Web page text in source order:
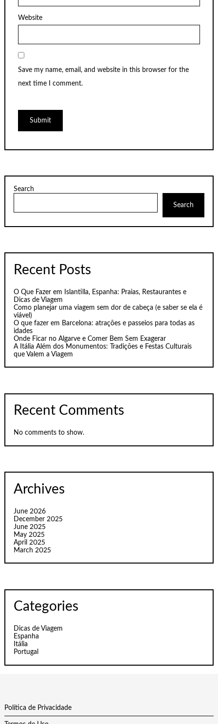
Website
Save my name, email, and website in this browser for the
next time I comment.
Search
Search
Recent Posts
O Que Fazer em Islantilla, Espanha: Praias, Restaurantes e
Dicas de Viagem
Como planejar uma viagem sem dor de cabeça (e saber se ela é
viável)
O que fazer em Barcelona: atrações e passeios para todas as
idades
Onde Ficar no Algarve e Comer Bem Sem Exagerar
A Itália Além dos Monumentos: Tradições e Festas Culturais
que Valem a Viagem
Recent Comments
No comments to show.
Archives
June 2026
December 2025
June 2025
May 2025
April 2025
March 2025
Categories
Dicas de Viagem
Espanha
Itália
Portugal
Política de Privacidade